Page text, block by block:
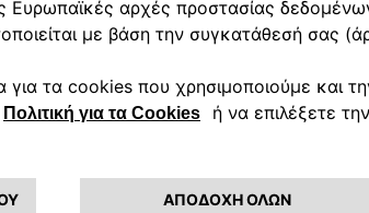
Ακολουθήστε μας